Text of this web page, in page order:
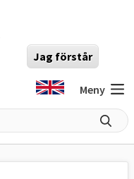
Jag förstår
Meny